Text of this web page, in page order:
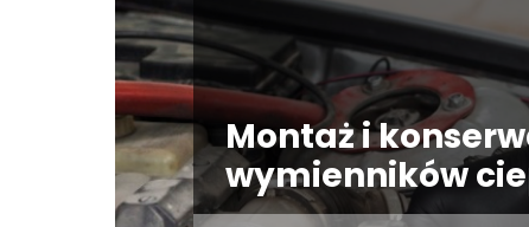
Montaż i
wymienników